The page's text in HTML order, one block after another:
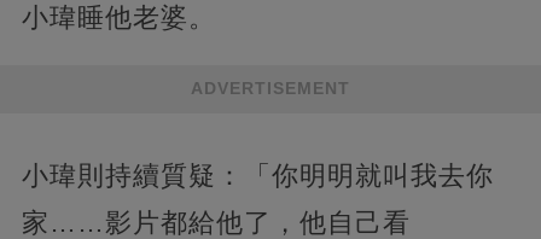
小瑋睡他老婆。
ADVERTISEMENT
小瑋則持續質疑：「你明明就叫我去你
家……影片都給他了，他自己看